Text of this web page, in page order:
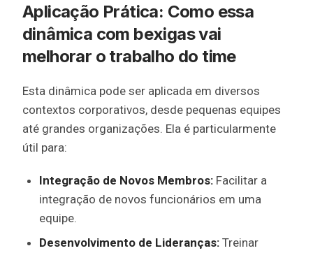
Aplicação Prática: Como essa
dinâmica com bexigas vai
melhorar o trabalho do time
Esta dinâmica pode ser aplicada em diversos
contextos corporativos, desde pequenas equipes
até grandes organizações. Ela é particularmente
útil para:
Integração de Novos Membros: Facilitar a
integração de novos funcionários em uma
equipe.
Desenvolvimento de Lideranças: Treinar